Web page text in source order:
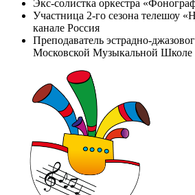
Экс-солистка оркестра
Участница 2-го сезона телешоу
канале Россия
Преподаватель эстрадно-
Московской Музыкальной Школе